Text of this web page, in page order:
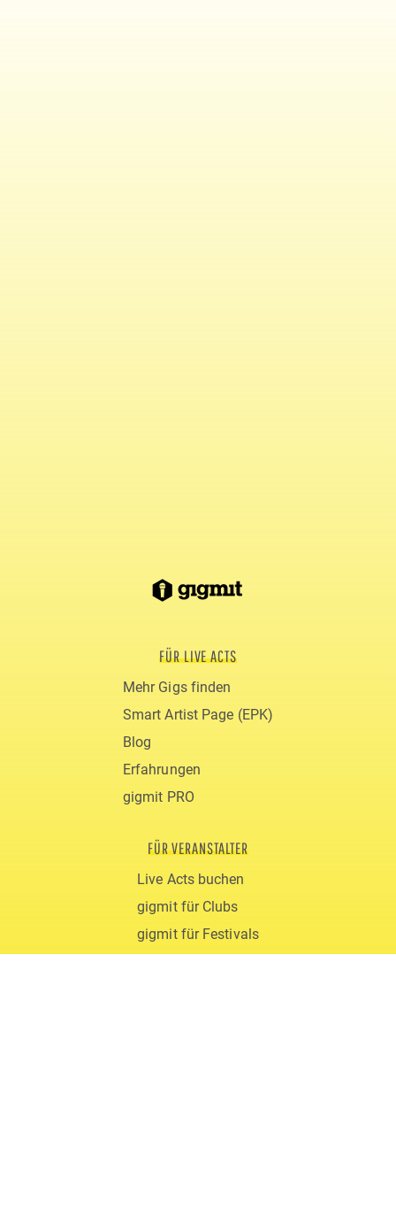
FÜR LIVE ACTS
Mehr Gigs finden
Smart Artist Page (EPK)
Blog
Erfahrungen
gigmit PRO
FÜR VERANSTALTER
Live Acts buchen
gigmit für Clubs
gigmit für Festivals